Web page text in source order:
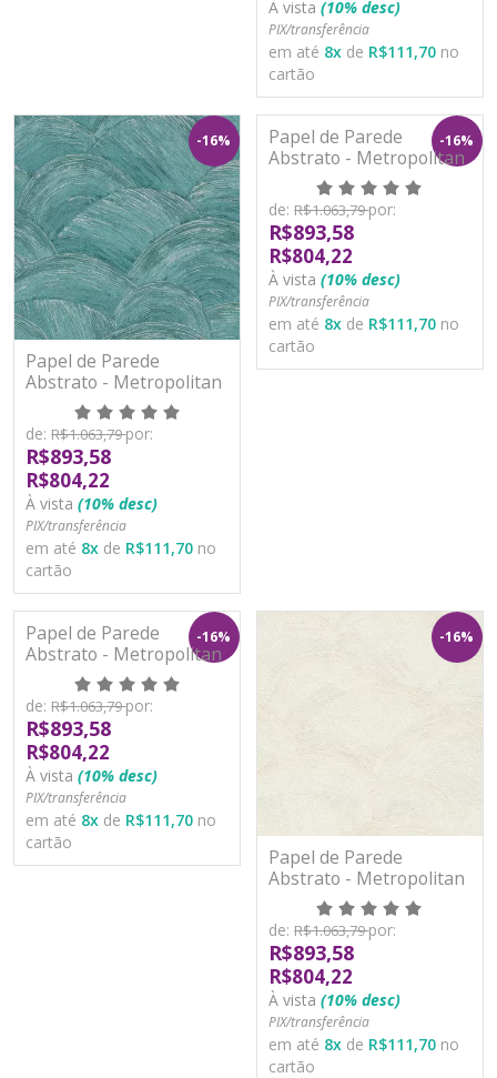
À vista (10% desc)
PIX/transferência
em até 8x de R$111,70 no
cartão
-16%
Papel de Parede
Abstrato - Metropolitan
Stories 3 - AS391052 -
Vinílico
de: R$1.063,79por:
R$893,58
R$804,22
À vista (10% desc)
PIX/transferência
em até 8x de R$111,70 no
cartão
-16%
Papel de Parede
Abstrato - Metropolitan
Stories 3 - AS391053 -
Vinílico
de: R$1.063,79por:
R$893,58
R$804,22
À vista (10% desc)
PIX/transferência
em até 8x de R$111,70 no
cartão
-16%
Papel de Parede
Abstrato - Metropolitan
Stories 3 - AS391054 -
Vinílico
de: R$1.063,79por:
R$893,58
R$804,22
À vista (10% desc)
PIX/transferência
em até 8x de R$111,70 no
cartão
-16%
Papel de Parede
Abstrato - Metropolitan
Stories 3 - AS391055 -
Vinílico
de: R$1.063,79por:
R$893,58
R$804,22
À vista (10% desc)
PIX/transferência
em até 8x de R$111,70 no
cartão